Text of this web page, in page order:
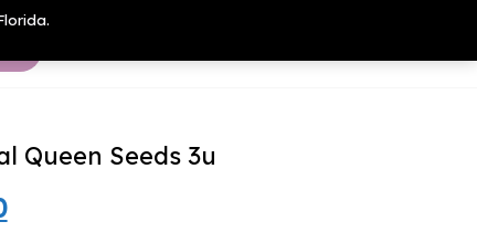
Queen Seeds 3u
El